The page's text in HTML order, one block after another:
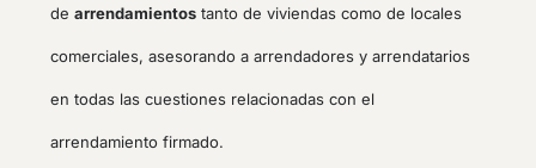
de arrendamientostanto de viviendas como de locales
comerciales, asesorando a arrendadores y arrendatarios
en todas las cuestiones relacionadas con el
arrendamiento firmado.